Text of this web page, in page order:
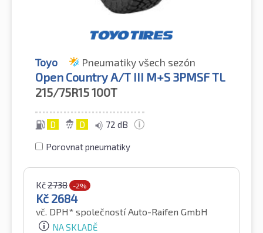
Toyo Pneumatiky všech sezón
Open Country A/T III M+S 3PMSF TL
215/75R15100T
D D 72 dB
Porovnat pneumatiky
Kč2738 -2%
Kč 2684
vč. DPH* společností Auto-Raifen GmbH
NA SKLADĚ